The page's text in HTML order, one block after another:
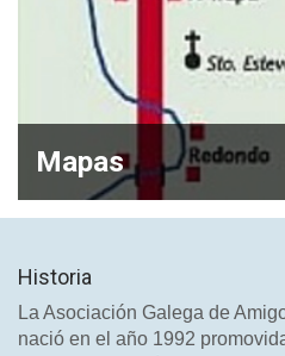
Mapas
Historia
La Asociación Galega de
nació en el año 1992